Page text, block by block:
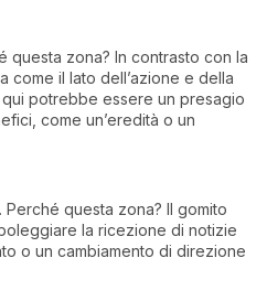
questa zona? In contrasto con la
come il lato dell’azione e della
potrebbe essere un presagio
come un’eredità o un
questa zona? Il gomito
la ricezione di notizie
o un cambiamento di direzione